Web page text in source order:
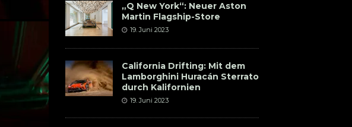
„Q New York“: Neuer Aston
Martin Flagship-Store
19. Juni 2023
California Drifting: Mit dem
Lamborghini Huracán Sterrato
durch Kalifornien
19. Juni 2023